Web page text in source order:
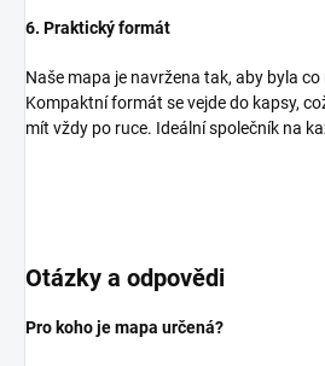
6. Praktický formát
Naše mapa je navržena tak, aby byla
Kompaktní formát se vejde do kapsy,
mít vždy po ruce. Ideální společník na
Otázky a odpovědi
Pro koho je mapa určená?